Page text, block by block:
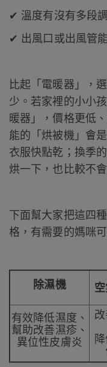
✔ 溫度有沒有多段
✔ 出風口或出風管
比起「電暖器」，
少。若家裡的小小
暖器」，價格更低
能的「烘被機」會
衣服快點乾；換季
烘一下，也比較不會
下面幫大家把這四
格，有需要的媽咪
除濕機
有效降低濕度、
幫助改善濕疹、
異位性皮膚炎